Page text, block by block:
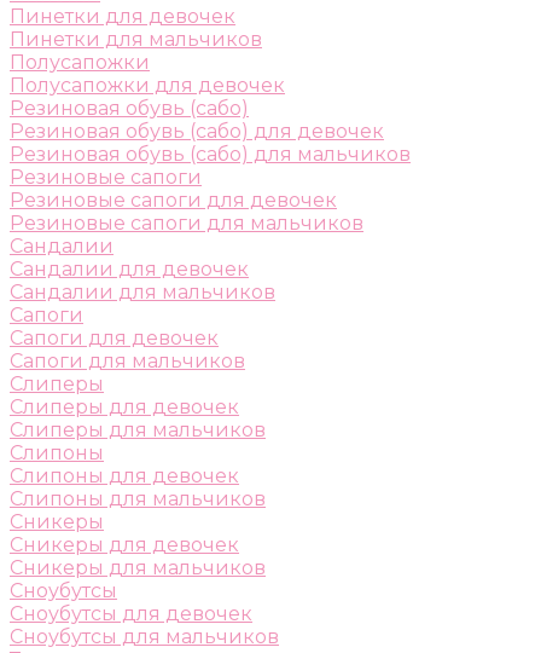
Пинетки для девочек
Пинетки для мальчиков
Полусапожки
Полусапожки для девочек
Резиновая обувь (сабо)
Резиновая обувь (сабо) для девочек
Резиновая обувь (сабо) для мальчиков
Резиновые сапоги
Резиновые сапоги для девочек
Резиновые сапоги для мальчиков
Сандалии
Сандалии для девочек
Сандалии для мальчиков
Сапоги
Сапоги для девочек
Сапоги для мальчиков
Слиперы
Слиперы для девочек
Слиперы для мальчиков
Слипоны
Слипоны для девочек
Слипоны для мальчиков
Сникеры
Сникеры для девочек
Сникеры для мальчиков
Сноубутсы
Сноубутсы для девочек
Сноубутсы для мальчиков